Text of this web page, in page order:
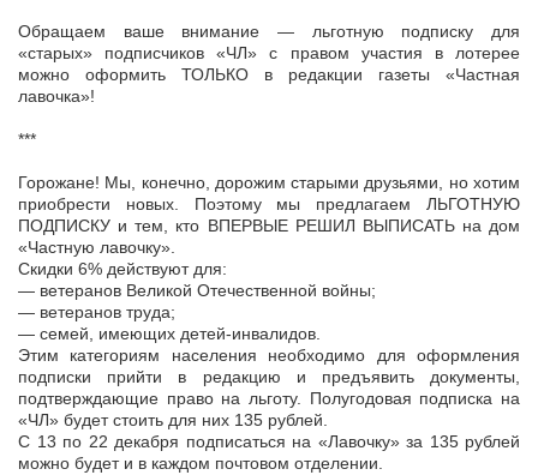
Обращаем ваше внимание — льготную подписку для
«старых» подписчиков «ЧЛ» с правом участия в лотерее
можно оформить ТОЛЬКО в редакции газеты «Частная
лавочка»!
***
Горожане! Мы, конечно, дорожим старыми друзьями, но хотим
приобрести новых. Поэтому мы предлагаем ЛЬГОТНУЮ
ПОДПИСКУ и тем, кто ВПЕРВЫЕ РЕШИЛ ВЫПИСАТЬ на дом
«Частную лавочку».
Скидки 6% действуют для:
— ветеранов Великой Отечественной войны;
— ветеранов труда;
— семей, имеющих детей-инвалидов.
Этим категориям населения необходимо для оформления
подписки прийти в редакцию и предъявить документы,
подтверждающие право на льготу. Полугодовая подписка на
«ЧЛ» будет стоить для них 135 рублей.
С 13 по 22 декабря подписаться на «Лавочку» за 135 рублей
можно будет и в каждом почтовом отделении.